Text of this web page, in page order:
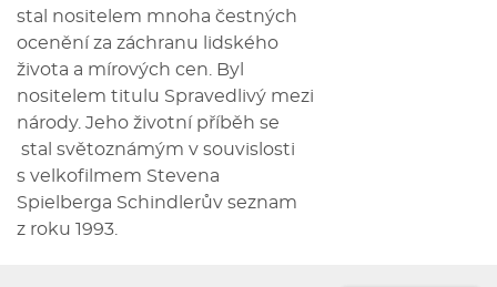
stal nositelem mnoha čestných
ocenění za záchranu lidského
života a mírových cen. Byl
nositelem titulu Spravedlivý mezi
národy. Jeho životní příběh se
stal světoznámým v souvislosti
s velkofilmem Stevena
Spielberga Schindlerův seznam
z roku 1993.